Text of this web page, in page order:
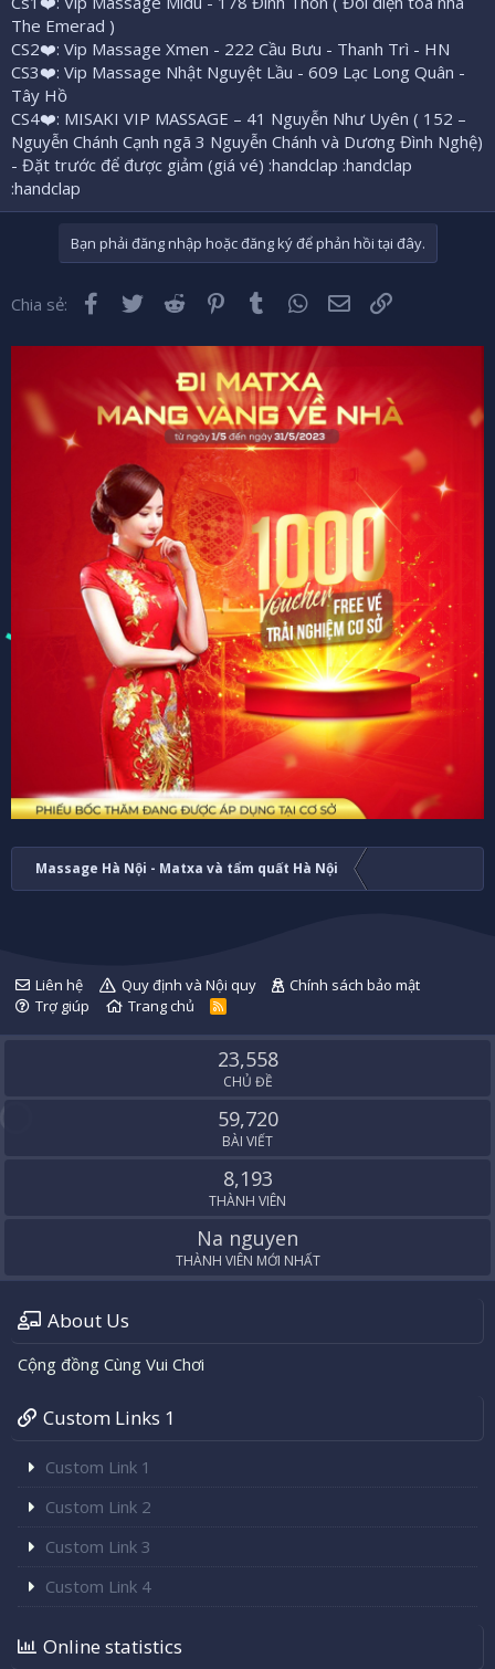
The Emerad )
CS2❤️: Vip Massage Xmen - 222 Cầu Bưu - Thanh Trì - HN
CS3❤️: Vip Massage Nhật Nguyệt Lầu - 609 Lạc Long Quân -
Tây Hồ
CS4❤️: MISAKI VIP MASSAGE – 41 Nguyễn Như Uyên ( 152 –
Nguyễn Chánh Cạnh ngã 3 Nguyễn Chánh và Dương Đình Nghệ)
- Đặt trước để được giảm (giá vé) :handclap :handclap
:handclap
Bạn phải đăng nhập hoặc đăng ký để phản hồi tại đây.
Chia sẻ: Facebook
Twitter Reddit Pinterest
Tumblr WhatsApp
Email
Massage Hà Nội - Matxa và tẩm quất Hà Nội
Liên hệ Quy định và Nội quy
Chính sách bảo mật
Trợ giúp
Trang chủ
R
S
23,558
CHỦ ĐỀ
59,720
BÀI VIẾT
8,193
THÀNH VIÊN
Na nguyen
THÀNH VIÊN MỚI NHẤT
About Us
Cộng đồng Cùng Vui Chơi
Custom Links 1
Custom Link 1
Custom Link 2
Custom Link 3
Custom Link 4
Online statistics